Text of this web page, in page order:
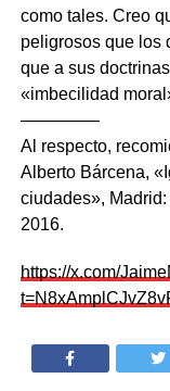
como tales. Creo
peligrosos que los
que a sus
«imbecilidad
————–
Al respecto,
Alberto Bárcena,
ciudades»,
2016.
https://x.com/